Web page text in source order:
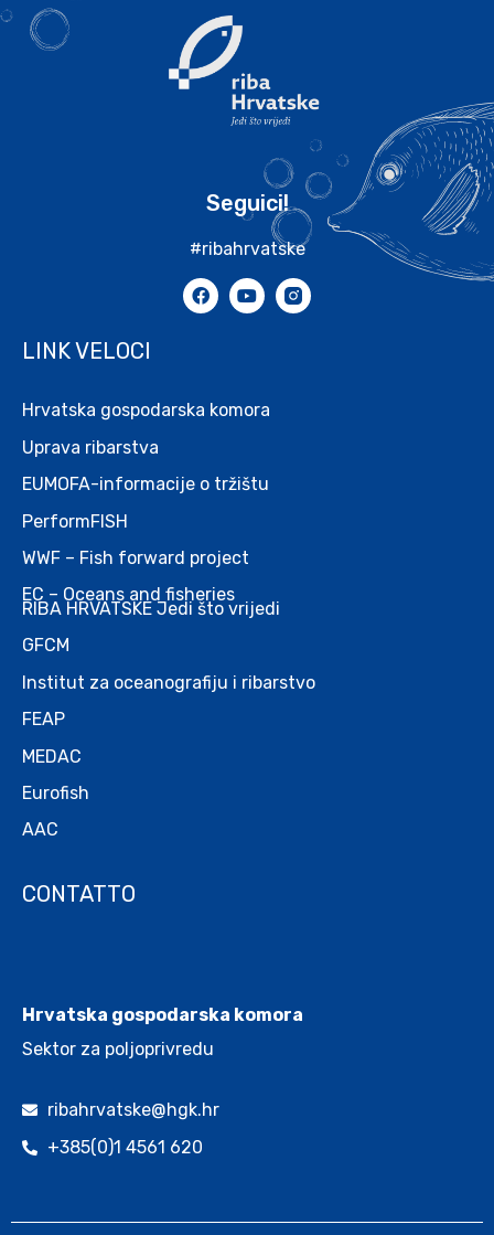
Seguici!
#ribahrvatske
LINK VELOCI
Hrvatska gospodarska komora
Uprava ribarstva
EUMOFA-informacije o tržištu
PerformFISH
WWF – Fish forward project
EC – Oceans and fisheries
RIBA HRVATSKE Jedi što vrijedi
GFCM
Institut za oceanografiju i ribarstvo
FEAP
MEDAC
Eurofish
AAC
CONTATTO
Hrvatska gospodarska komora
Sektor za poljoprivredu
ribahrvatske@hgk.hr
+385(0)1 4561 620